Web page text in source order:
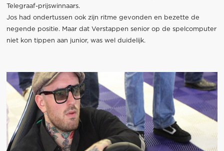
Telegraaf-prijswinnaars.
Jos had ondertussen ook zijn ritme gevonden en bezette de
negende positie. Maar dat Verstappen senior op de spelcomputer
niet kon tippen aan junior, was wel duidelijk.